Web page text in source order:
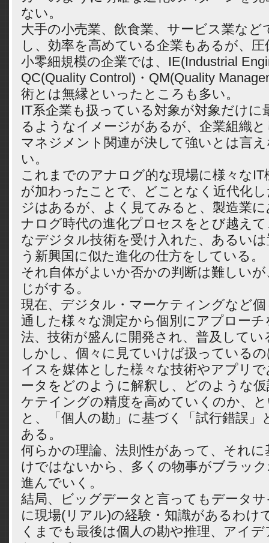
ない。
大手の小売業、飲食業、サービス業など
し、効率を高めている企業もあるが、
小零細規模の企業では、IE(Industrial
QC(Quality Control)・QM(Quality
術とは無縁といったところも多い。
IT系企業も扱っている対象が対象だけに
るようなイメージがあるが、企業組織
マネジメント関連が決して強いとは言
い。
これまでのアナログ的な現場に様々な
が加わったことで、どことなく近代化
ジはあるが、よく見てみると、製造業
ナログ時代の進化プロセスをとび越え
なデジタル技術を受け入れた、あるい
う新興国に似た進化の仕方をしている。
それ自体がよいか否かの判断は難しい
じがする。
現在、デジタル・マーケティングなど
通した様々な測定から個別にアプロー
法、技術が盛んに開発され、普及してい
しかし、個々に見ていけば扱っている
イスを媒体とした様々な技術やアプリ
ータをどのように解釈し、どのような
ケテイングの精度を高めていくのか、
と、「個人の勘」に基づく「試行錯誤」
ある。
何らかの理論、法則性があって、それ
けではないから、多くの物事がブラッ
進んでいく。
結局、ビッグデータと言ってもデータ
に現場(リアル)の経験・知識があるわけ
くまでも最後は個人の勘や推理、アイ